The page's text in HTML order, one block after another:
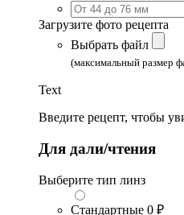
Загрузите фото рецепта
Выбрать файл
(максимальный размер
Text
Введите рецепт, чтобы
Для дали/чтения
Выберите тип линз
Стандартные 0 ₽